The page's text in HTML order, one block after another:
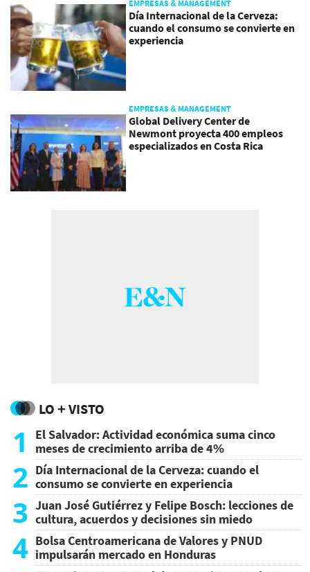
EMPRESAS & MANAGEMENT
Día Internacional de la Cerveza:
cuando el consumo se convierte en
experiencia
EMPRESAS & MANAGEMENT
Global Delivery Center de
Newmont proyecta 400 empleos
especializados en Costa Rica
LO + VISTO
1
El Salvador: Actividad económica suma cinco
meses de crecimiento arriba de 4%
2 Día Internacional de la Cerveza: cuando el
consumo se convierte en experiencia
3 Juan José Gutiérrez y Felipe Bosch: lecciones de
cultura, acuerdos y decisiones sin miedo
4 Bolsa Centroamericana de Valores y PNUD
impulsarán mercado en Honduras